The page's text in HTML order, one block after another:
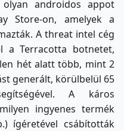
androidos appot
Store-on, amelyek a
A threat intel cég
a Terracotta botnetet,
hét alatt több, mint 2
generált, körülbelül 65
A káros
ingyenes termék
ígéretével csábították